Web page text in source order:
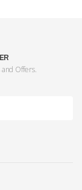
Offers.